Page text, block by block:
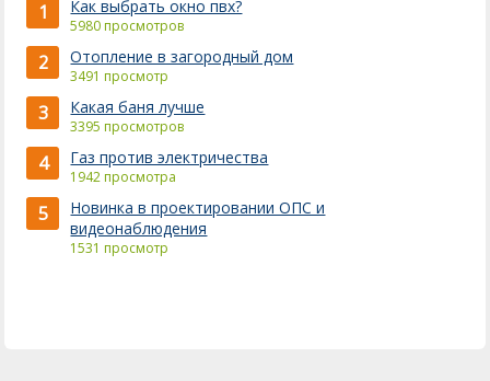
1 Как выбрать окно пвх?
5980 просмотров
2 Отопление в загородный дом
3491 просмотр
3 Какая баня лучше
3395 просмотров
4 Газ против электричества
1942 просмотра
5
Новинка в проектировании ОПС и
видеонаблюдения
1531 просмотр